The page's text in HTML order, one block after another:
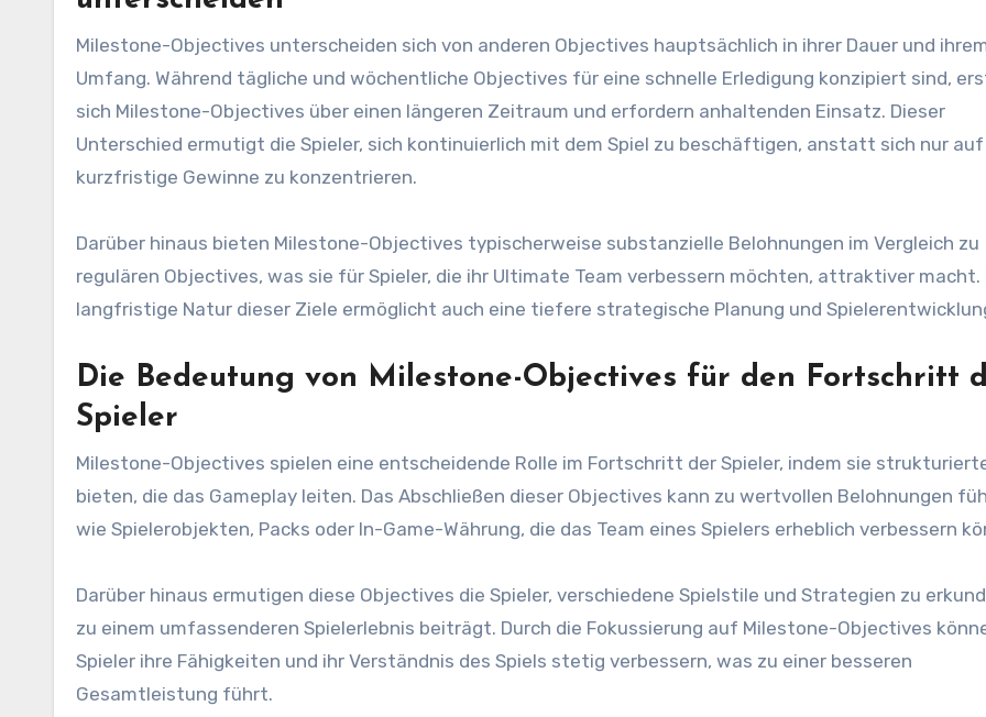
Milestone-Objectives unterscheiden sich von anderen Objectives hauptsächlich in ihrer Dauer und
Umfang. Während tägliche und wöchentliche Objectives für eine schnelle Erledigung konzipiert sind,
sich Milestone-Objectives über einen längeren Zeitraum und erfordern anhaltenden Einsatz. Dieser
Unterschied ermutigt die Spieler, sich kontinuierlich mit dem Spiel zu beschäftigen, anstatt sich nur auf
kurzfristige Gewinne zu konzentrieren.
Darüber hinaus bieten Milestone-Objectives typischerweise substanzielle Belohnungen im Vergleich zu
regulären Objectives, was sie für Spieler, die ihr Ultimate Team verbessern möchten, attraktiver macht.
langfristige Natur dieser Ziele ermöglicht auch eine tiefere strategische Planung und
Die Bedeutung von Milestone-Objectives für den Fortschritt
Spieler
Milestone-Objectives spielen eine entscheidende Rolle im Fortschritt der Spieler, indem sie
bieten, die das Gameplay leiten. Das Abschließen dieser Objectives kann zu wertvollen Belohnungen
wie Spielerobjekten, Packs oder In-Game-Währung, die das Team eines Spielers erheblich verbessern
Darüber hinaus ermutigen diese Objectives die Spieler, verschiedene Spielstile und Strategien zu
zu einem umfassenderen Spielerlebnis beiträgt. Durch die Fokussierung auf Milestone-Objectives
Spieler ihre Fähigkeiten und ihr Verständnis des Spiels stetig verbessern, was zu einer besseren
Gesamtleistung führt.